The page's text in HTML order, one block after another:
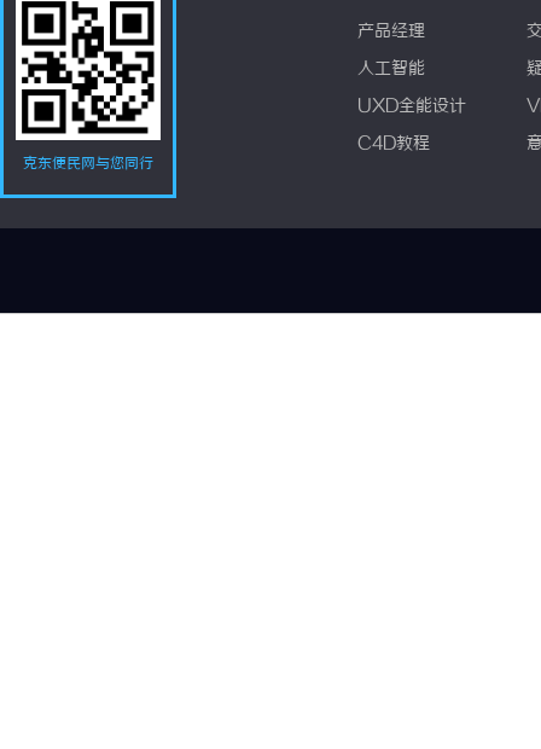
克东便民网与您同行
产品经理
人工智能
UXD全能设计
C4D教程